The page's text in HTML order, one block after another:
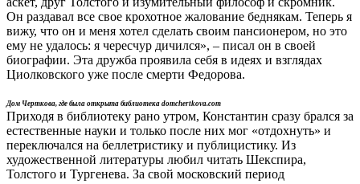
Он раздавал все свое крохотное жалование беднякам. Теперь я
вижу, что он и меня хотел сделать своим пансионером, но это
ему не удалось: я чересчур дичился», – писал он в своей
биографии. Эта дружба проявила себя в идеях и взглядах
Циолковского уже после смерти Федорова.
Дом Черткова, где была открыта библиотека domchertkova.com
Приходя в библиотеку рано утром, Константин сразу брался за
естественные науки и только после них мог «отдохнуть» и
переключался на беллетристику и публицистику. Из
художественной литературы любил читать Шекспира,
Толстого и Тургенева. За свой московский период